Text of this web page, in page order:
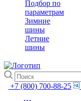
Подбор по
параметрам
Зимние
шины
Летние
шины
+7 (800) 700-88-25